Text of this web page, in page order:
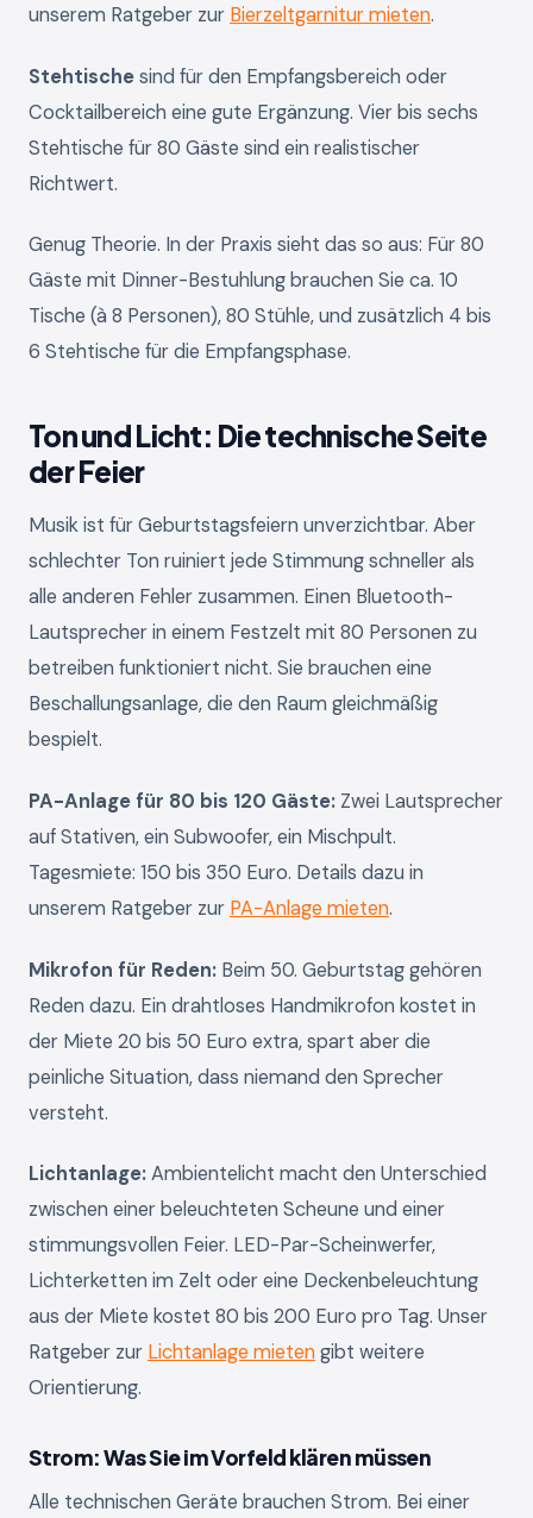
unserem Ratgeber zur Bierzeltgarnitur mieten.
Stehtischesind für den Empfangsbereich oder
Cocktailbereich eine gute Ergänzung. Vier bis sechs
Stehtische für 80 Gäste sind ein realistischer
Richtwert.
Genug Theorie. In der Praxis sieht das so aus: Für 80
Gäste mit Dinner-Bestuhlung brauchen Sie ca. 10
Tische (à 8 Personen), 80 Stühle, und zusätzlich 4 bis
6 Stehtische für die Empfangsphase.
Ton und Licht: Die technische Seite
der Feier
Musik ist für Geburtstagsfeiern unverzichtbar. Aber
schlechter Ton ruiniert jede Stimmung schneller als
alle anderen Fehler zusammen. Einen Bluetooth-
Lautsprecher in einem Festzelt mit 80 Personen zu
betreiben funktioniert nicht. Sie brauchen eine
Beschallungsanlage, die den Raum gleichmäßig
bespielt.
PA-Anlage für 80 bis 120 Gäste: Zwei Lautsprecher
auf Stativen, ein Subwoofer, ein Mischpult.
Tagesmiete: 150 bis 350 Euro. Details dazu in
unserem Ratgeber zur PA-Anlage mieten.
Mikrofon für Reden: Beim 50. Geburtstag gehören
Reden dazu. Ein drahtloses Handmikrofon kostet in
der Miete 20 bis 50 Euro extra, spart aber die
peinliche Situation, dass niemand den Sprecher
versteht.
Lichtanlage:Ambientelicht macht den Unterschied
zwischen einer beleuchteten Scheune und einer
stimmungsvollen Feier. LED-Par-Scheinwerfer,
Lichterketten im Zelt oder eine Deckenbeleuchtung
aus der Miete kostet 80 bis 200 Euro pro Tag. Unser
Ratgeber zur Lichtanlage mietengibt weitere
Orientierung.
Strom: Was Sie im Vorfeld klären müssen
Alle technischen Geräte brauchen Strom. Bei einer